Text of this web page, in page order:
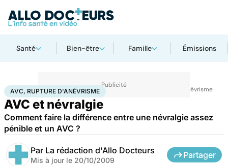
Santé Bien-être Famille Émissions
AccueilSantéMaladiesMaladies neurologiques AVC, rupture d'anévrisme
AVC, RUPTURE D'ANÉVRISME
AVC et névralgie
Comment faire la différence entre une névralgie assez
pénible et un AVC ?
Par La rédaction d'Allo Docteurs
Mis à jour le 20/10/2009
Partager